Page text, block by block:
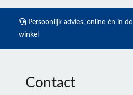
Persoonlijk advies, online én in de
winkel
Contact